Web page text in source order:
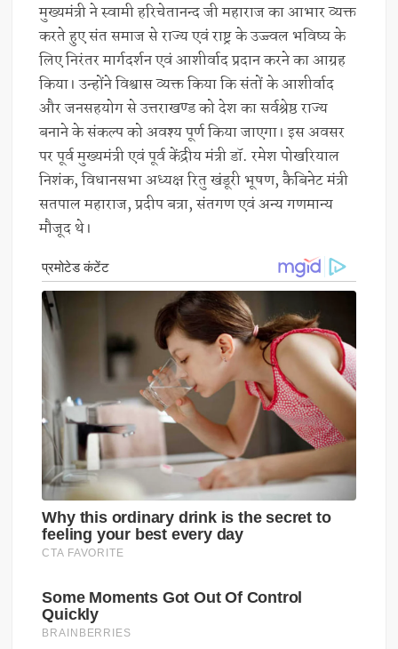
मुख्यमंत्री ने स्वामी हरिचेतानन्द जी महाराज का आभार व्यक्त
करते हुए संत समाज से राज्य एवं राष्ट्र के उज्ज्वल भविष्य के
लिए निरंतर मार्गदर्शन एवं आशीर्वाद प्रदान करने का आग्रह
किया। उन्होंने विश्वास व्यक्त किया कि संतों के आशीर्वाद
और जनसहयोग से उत्तराखण्ड को देश का सर्वश्रेष्ठ राज्य
बनाने के संकल्प को अवश्य पूर्ण किया जाएगा। इस अवसर
पर पूर्व मुख्यमंत्री एवं पूर्व केंद्रीय मंत्री डॉ. रमेश पोखरियाल
निशंक, विधानसभा अध्यक्ष रितु खंडूरी भूषण, कैबिनेट मंत्री
सतपाल महाराज, प्रदीप बत्रा, संतगण एवं अन्य गणमान्य
मौजूद थे।